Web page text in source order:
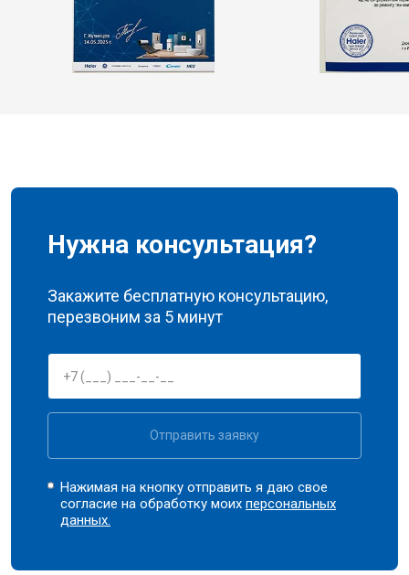
Нужна консультация?
Закажите бесплатную консультацию,
перезвоним за 5 минут
Отправить заявку
Нажимая на кнопку отправить я даю свое
согласие на обработку моихперсональных
данных.